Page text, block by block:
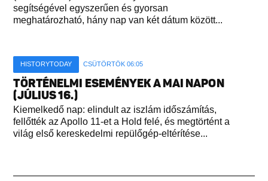
segítségével egyszerűen és gyorsan
meghatározható, hány nap van két dátum között...
HISTORYTODAY CSÜTÖRTÖK 06:05
TÖRTÉNELMI ESEMÉNYEK A MAI NAPON
(JÚLIUS 16.)
Kiemelkedő nap: elindult az iszlám időszámítás,
fellőtték az Apollo 11-et a Hold felé, és megtörtént a
világ első kereskedelmi repülőgép-eltérítése...